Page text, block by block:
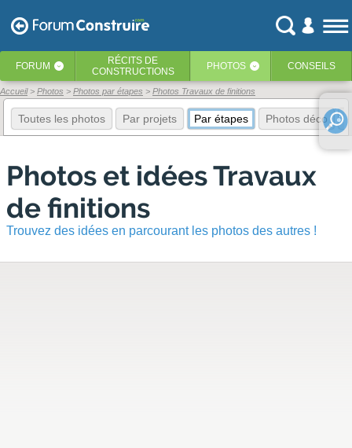
FORUM ‹ RÉCITS DE
CONSTRUCTIONS
PHOTOS ‹ CONSEILS
Accueil Photos Photos par étapes Photos Travaux de finitions
Toutes les photos Par projets Par étapes Photos déco
Photos et idées Travaux
de finitions
Trouvez des idées en parcourant les photos des autres !